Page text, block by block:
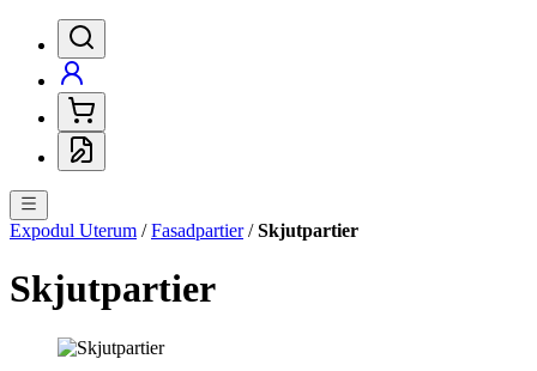
Expodul Uterum /Fasadpartier/Skjutpartier
Skjutpartier